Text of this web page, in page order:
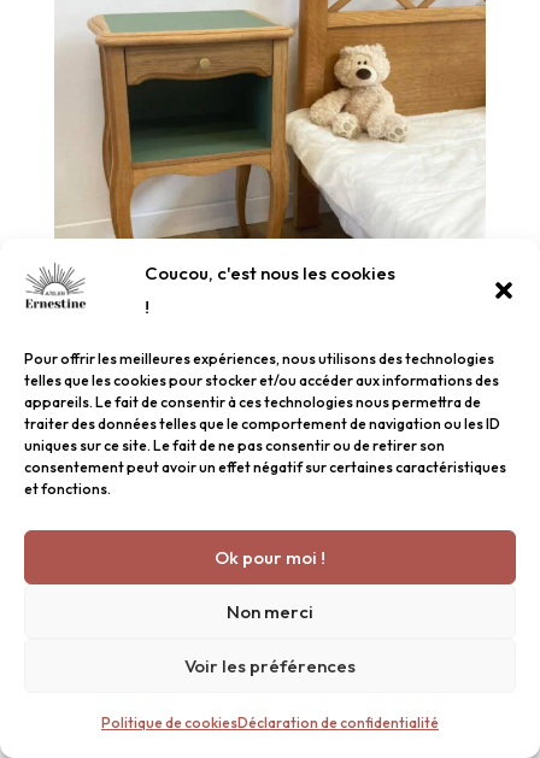
Coucou, c'est nous les cookies
!
Pour offrir les meilleures expériences, nous utilisons des technologies
telles que les cookies pour stocker et/ou accéder aux informations des
appareils. Le fait de consentir à ces technologies nous permettra de
traiter des données telles que le comportement de navigation ou les ID
uniques sur ce site. Le fait de ne pas consentir ou de retirer son
consentement peut avoir un effet négatif sur certaines caractéristiques
et fonctions.
Ok pour moi !
Non merci
Voir les préférences
Politique de cookiesDéclaration de confidentialité
Chevet en chêne